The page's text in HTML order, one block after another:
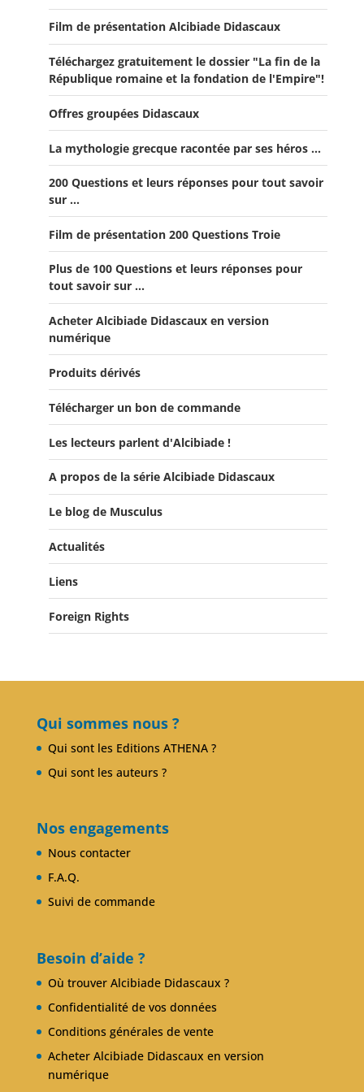
Film de présentation Alcibiade Didascaux
Téléchargez gratuitement le dossier "La fin de la
République romaine et la fondation de l'Empire"!
Offres groupées Didascaux
Offre "Tout savoir sur la guerre de Troie!"
Offre Spéciale Moyen Âge
Offre 5 volumes + cadeau
Offre Spéciale Latinistes
Offre Spéciale “De la fin de la République romaine à la
fondation de l’Empire”
Offre Collection complète Alcibiade Didascaux
La mythologie grecque racontée par ses héros ...
200 Questions et leurs réponses pour tout savoir
sur ...
Film de présentation 200 Questions Troie
Plus de 100 Questions et leurs réponses pour
tout savoir sur ...
Acheter Alcibiade Didascaux en version
numérique
Produits dérivés
Télécharger un bon de commande
Les lecteurs parlent d'Alcibiade !
Les lecteurs en parlent - Livre d'0r
Flipbook Exposé Alcibiade Didascaux
A propos de la série Alcibiade Didascaux
Le blog de Musculus
Actualités
Actualités
Salons du Livre
Club Alcibiade Didascaux
Forum enseignants
Liens
Foreign Rights
Qui sommes nous ?
Qui sont les Editions ATHENA ?
Qui sont les auteurs ?
Nos engagements
Nous contacter
F.A.Q.
Suivi de commande
Besoin d’aide ?
Où trouver Alcibiade Didascaux ?
Confidentialité de vos données
Conditions générales de vente
Acheter Alcibiade Didascaux en version
numérique